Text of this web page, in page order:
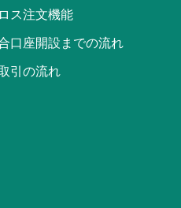
ス注文機能
口座開設までの流れ
引の流れ